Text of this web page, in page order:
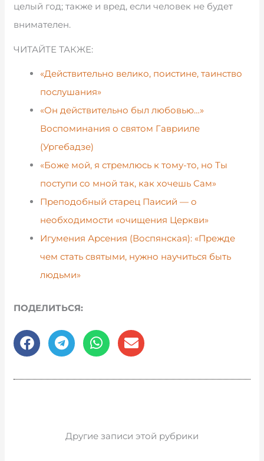
целый год; также и вред, если человек не будет
внимателен.
ЧИТАЙТЕ ТАКЖЕ:
«Действительно велико, поистине, таинство
послушания»
«Он действительно был любовью…»
Воспоминания о святом Гаврииле
(Ургебадзе)
«Боже мой, я стремлюсь к тому-то, но Ты
поступи со мной так, как хочешь Сам»
Преподобный старец Паисий — о
необходимости «очищения Церкви»
Игумения Арсения (Воспянская): «Прежде
чем стать святыми, нужно научиться быть
людьми»
ПОДЕЛИТЬСЯ:
Другие записи этой рубрики